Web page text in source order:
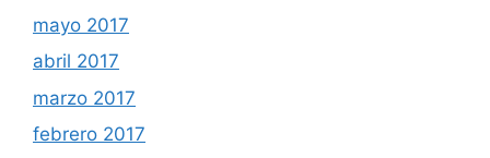
mayo 2017
abril 2017
marzo 2017
febrero 2017